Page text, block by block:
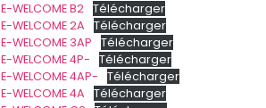
E-WELCOME B2 Télécharger
E-WELCOME 2A
Télécharger
E-WELCOME 3AP
Télécharger
E-WELCOME 4P-
Télécharger
E-WELCOME 4AP-
Télécharger
E-WELCOME 4A
Télécharger